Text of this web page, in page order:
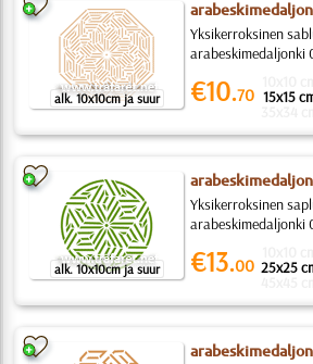
alk. 10x10cm ja suur
Yksikerroksinen
arabeskimedaljonki
€10.70 15x15
alk. 10x10cm ja suur
Yksikerroksinen
arabeskimedaljonki
€13.00 25x25